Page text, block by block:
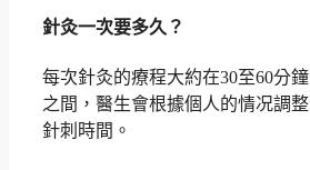
針灸一次要多久？
每次針灸的療程大約在30至60分鐘
之間，醫生會根據個人的情况調整
針刺時間。